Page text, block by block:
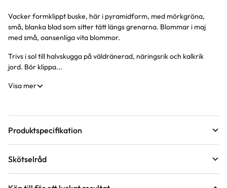
Produktinformation
Vacker formklippt buske, här i pyramidform, med mörkgröna,
små, blanka blad som sitter tätt längs grenarna. Blommar i maj
med små, oansenliga vita blommor.
Trivs i sol till halvskugga på väldränerad, näringsrik och kalkrik
jord. Bör klippa...
Visa mer
Produktspecifikation
Krukstorlek
Hur vi mäter leveranshöjd på växter
Skötselråd
Läge Sol till halvskugga